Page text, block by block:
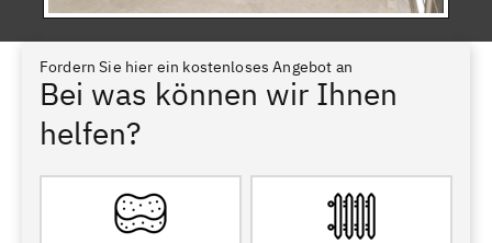
Fordern Sie hier ein kostenloses Angebot an
Bei was können wir Ihnen
helfen?